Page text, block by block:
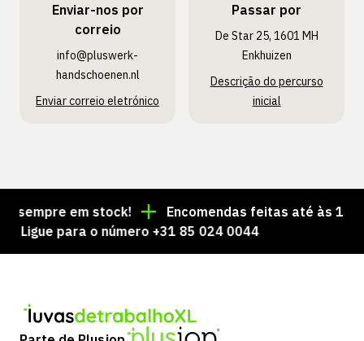
Enviar-nos por
correio
info@pluswerk­
handschoenen.nl
Enviar correio eletrónico
Passar por
De Star 25, 1601 MH
Enkhuizen
Descrição do percurso
inicial
em stock!
Encomendas feitas até às 15:00 =
para o número +31 85 024 0044